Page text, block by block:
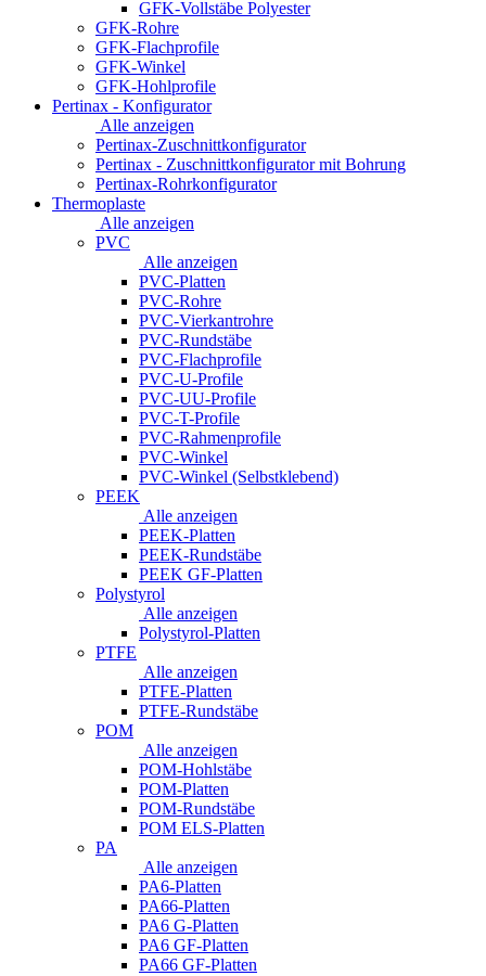
GFK-Vollstäbe Polyester
GFK-Rohre
GFK-Flachprofile
GFK-Winkel
GFK-Hohlprofile
Pertinax - Konfigurator
Alle anzeigen
Pertinax-Zuschnittkonfigurator
Pertinax - Zuschnittkonfigurator mit Bohrung
Pertinax-Rohrkonfigurator
Thermoplaste
Alle anzeigen
PVC
Alle anzeigen
PVC-Platten
PVC-Rohre
PVC-Vierkantrohre
PVC-Rundstäbe
PVC-Flachprofile
PVC-U-Profile
PVC-UU-Profile
PVC-T-Profile
PVC-Rahmenprofile
PVC-Winkel
PVC-Winkel (Selbstklebend)
PEEK
Alle anzeigen
PEEK-Platten
PEEK-Rundstäbe
PEEK GF-Platten
Polystyrol
Alle anzeigen
Polystyrol-Platten
PTFE
Alle anzeigen
PTFE-Platten
PTFE-Rundstäbe
POM
Alle anzeigen
POM-Hohlstäbe
POM-Platten
POM-Rundstäbe
POM ELS-Platten
PA
Alle anzeigen
PA6-Platten
PA66-Platten
PA6 G-Platten
PA6 GF-Platten
PA66 GF-Platten